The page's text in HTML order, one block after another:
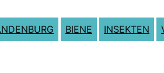
BIENE INSEKTEN